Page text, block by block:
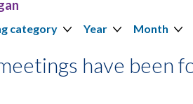
category Year Month
have been